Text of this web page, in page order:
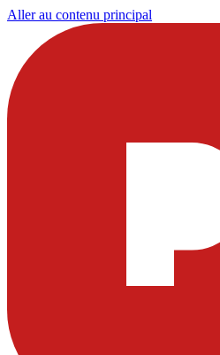
Aller au contenu principal